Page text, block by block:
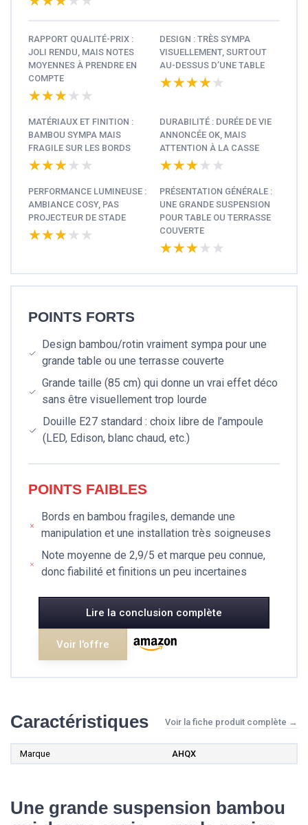
RAPPORT QUALITÉ-PRIX :
JOLI RENDU, MAIS NOTES
MOYENNES À PRENDRE EN
COMPTE
★★★★★
★★★★★
DESIGN : TRÈS SYMPA
VISUELLEMENT, SURTOUT
AU-DESSUS D’UNE TABLE
★★★★★
★★★★★
MATÉRIAUX ET FINITION :
BAMBOU SYMPA MAIS
FRAGILE SUR LES BORDS
★★★★★
★★★★★
DURABILITÉ : DURÉE DE VIE
ANNONCÉE OK, MAIS
ATTENTION À LA CASSE
★★★★★
★★★★★
PERFORMANCE LUMINEUSE :
AMBIANCE COSY, PAS
PROJECTEUR DE STADE
★★★★★
★★★★★
PRÉSENTATION GÉNÉRALE :
UNE GRANDE SUSPENSION
POUR TABLE OU TERRASSE
COUVERTE
★★★★★
★★★★★
POINTS FORTS
Design bambou/rotin vraiment sympa pour une
grande table ou une terrasse couverte
Grande taille (85 cm) qui donne un vrai effet déco
sans être visuellement trop lourde
Douille E27 standard : choix libre de l’ampoule
(LED, Edison, blanc chaud, etc.)
POINTS FAIBLES
Bords en bambou fragiles, demande une
manipulation et une installation très soigneuses
Note moyenne de 2,9/5 et marque peu connue,
donc fiabilité et finitions un peu incertaines
Lire la conclusion complète
Voir l'offre
Caractéristiques Voir la fiche produit complète →
Marque AHQX
Une grande suspension bambou